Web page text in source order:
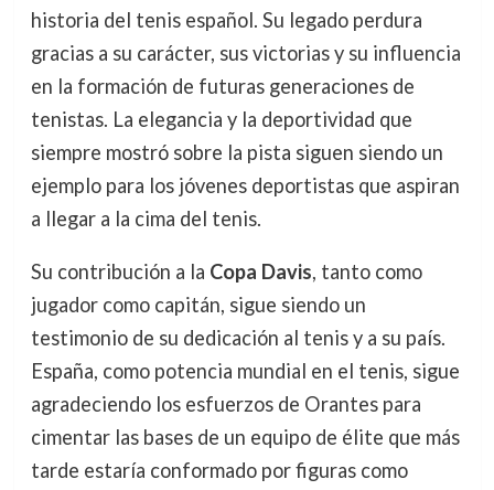
historia del tenis español. Su legado perdura
gracias a su carácter, sus victorias y su influencia
en la formación de futuras generaciones de
tenistas. La elegancia y la deportividad que
siempre mostró sobre la pista siguen siendo un
ejemplo para los jóvenes deportistas que aspiran
a llegar a la cima del tenis.
Su contribución a la Copa Davis, tanto como
jugador como capitán, sigue siendo un
testimonio de su dedicación al tenis y a su país.
España, como potencia mundial en el tenis, sigue
agradeciendo los esfuerzos de Orantes para
cimentar las bases de un equipo de élite que más
tarde estaría conformado por figuras como